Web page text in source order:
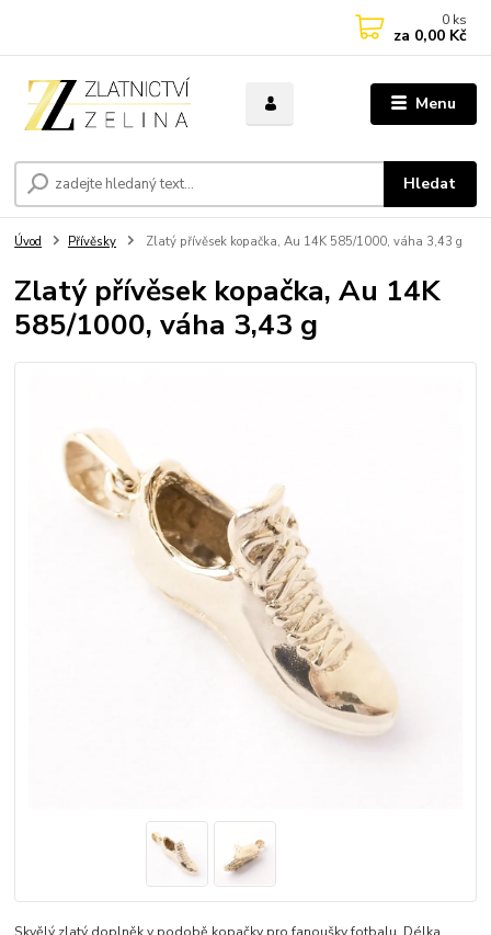
Menu
Hledat
0 ks
za 0,00 Kč
Úvod Přívěsky Zlatý přívěsek kopačka, Au 14K 585/1000, váha 3,43 g
Zlatý přívěsek kopačka, Au 14K
585/1000, váha 3,43 g